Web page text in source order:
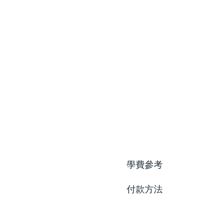
學費參考
付款方法